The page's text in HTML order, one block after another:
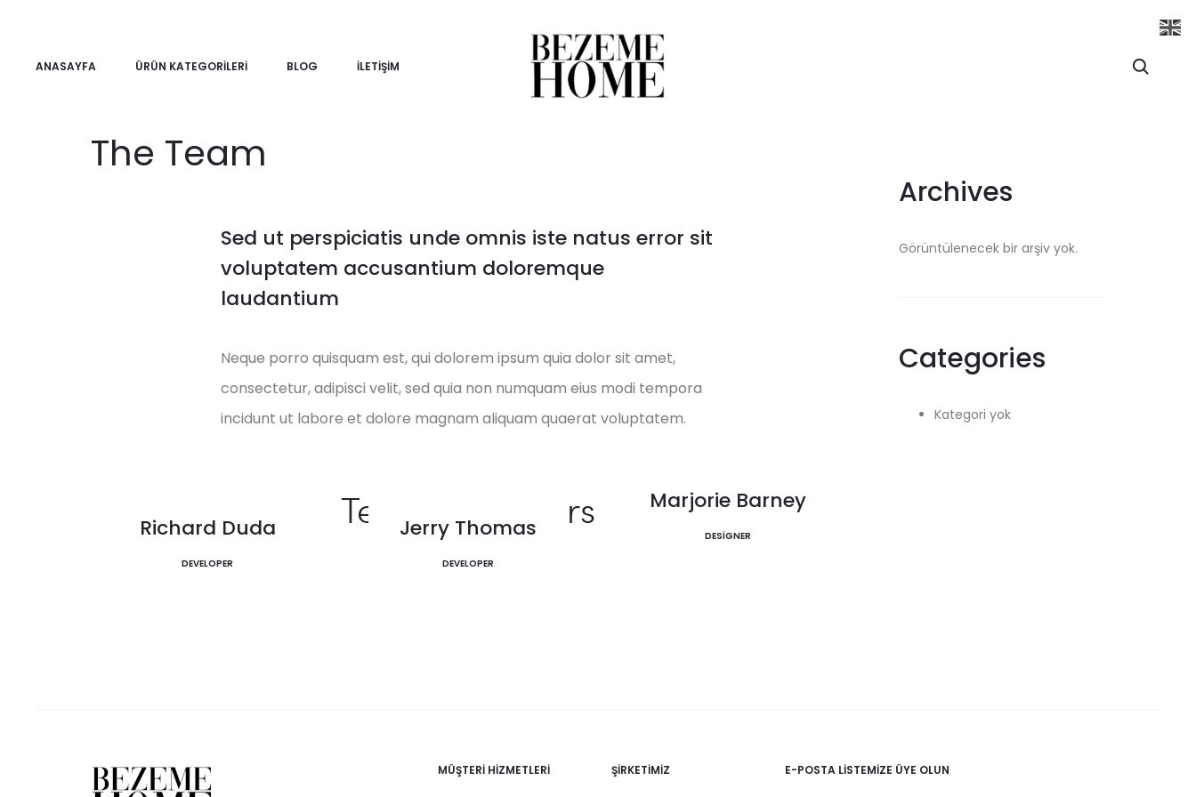
ANASAYFA ÜRÜN KATEGORILERI BLOG İLETIŞIM
The Team
Sed ut perspiciatis unde omnis iste natus error sit
voluptatem accusantium doloremque
laudantium
Neque porro quisquam est, qui dolorem ipsum quia dolor sit amet,
consectetur, adipisci velit, sed quia non numquam eius modi tempora
incidunt ut labore et dolore magnam aliquam quaerat voluptatem.
Team Members
CO-FOUNDER MARKETER
Marjorie Barney
DESIGNER
Richard Duda
DEVELOPER
Jerry Thomas
DEVELOPER
Archives
Görüntülenecek bir arşiv yok.
Categories
Kategori yok
MÜŞTERI HIZMETLERI ŞIRKETIMIZ E-POSTA LISTEMIZE ÜYE OLUN